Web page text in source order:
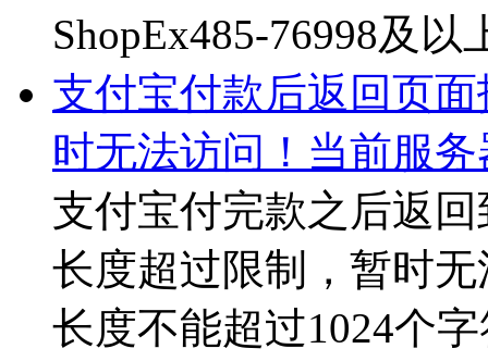
ShopEx485-76998及
支付宝付款后返回页
时无法访问！当前服
支付宝付完款之后返
长度超过限制，暂时
长度不能超过1024个